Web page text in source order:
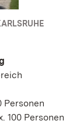
Personen
100 Personen